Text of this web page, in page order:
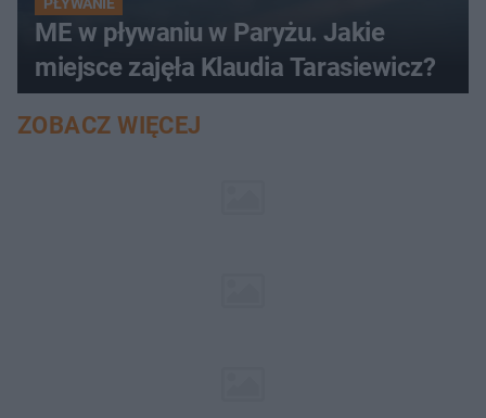
ME w pływaniu w Paryżu. Jakie
miejsce zajęła Klaudia Tarasiewicz?
ZOBACZ WIĘCEJ